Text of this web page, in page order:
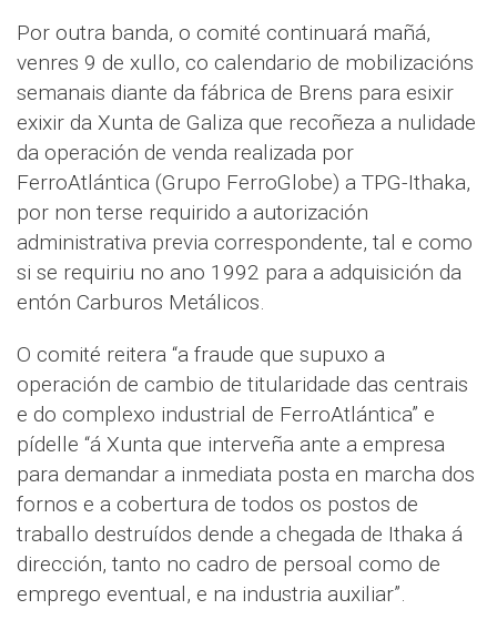
Por outra banda, o comité continuará mañá,
venres 9 de xullo, co calendario de mobilizacións
semanais diante da fábrica de Brens para esixir
exixir da Xunta de Galiza que recoñeza a nulidade
da operación de venda realizada por
FerroAtlántica (Grupo FerroGlobe) a TPG-Ithaka,
por non terse requirido a autorización
administrativa previa correspondente, tal e como
si se requiriu no ano 1992 para a adquisición da
entón Carburos Metálicos.
O comité reitera “a fraude que supuxo a
operación de cambio de titularidade das centrais
e do complexo industrial de FerroAtlántica” e
pídelle “á Xunta que interveña ante a empresa
para demandar a inmediata posta en marcha dos
fornos e a cobertura de todos os postos de
traballo destruídos dende a chegada de Ithaka á
dirección, tanto no cadro de persoal como de
emprego eventual, e na industria auxiliar”.